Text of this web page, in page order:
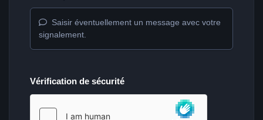
Saisir éventuellement un message avec votre
signalement.
Vérification de sécurité